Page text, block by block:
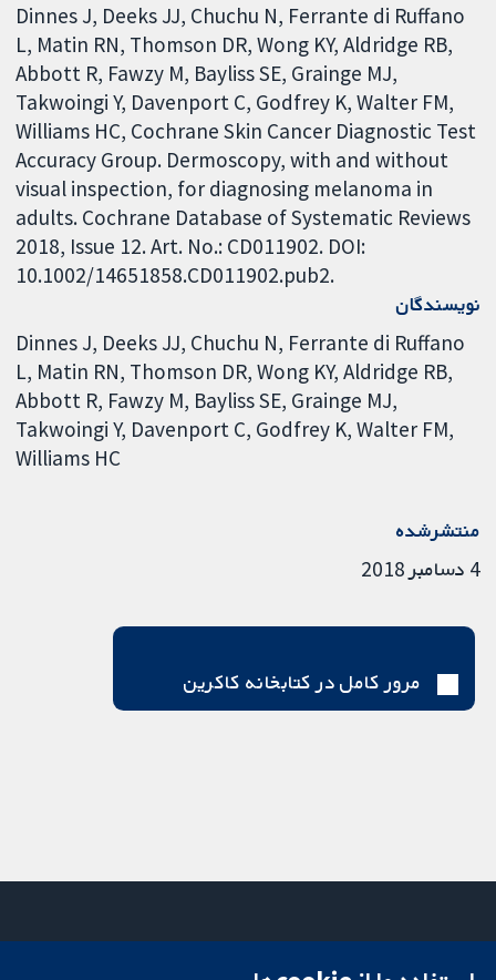
Dinnes J, Deeks JJ, Chuchu N, Ferrante di Ruffano
L, Matin RN, Thomson DR, Wong KY, Aldridge RB,
Abbott R, Fawzy M, Bayliss SE, Grainge MJ,
Takwoingi Y, Davenport C, Godfrey K, Walter FM,
Williams HC, Cochrane Skin Cancer Diagnostic Test
Accuracy Group. Dermoscopy, with and without
visual inspection, for diagnosing melanoma in
adults. Cochrane Database of Systematic Reviews
2018, Issue 12. Art. No.: CD011902. DOI:
10.1002/14651858.CD011902.pub2.
نویسندگان
Dinnes J Deeks JJ Chuchu N Ferrante di Ruffano
L Matin RN Thomson DR Wong KY Aldridge RB
Abbott R Fawzy M Bayliss SE Grainge MJ
Takwoingi Y Davenport C Godfrey K Walter FM
Williams HC
منتشرشده
4 دسامبر 2018
مرور کامل در کتابخانه کاکرین